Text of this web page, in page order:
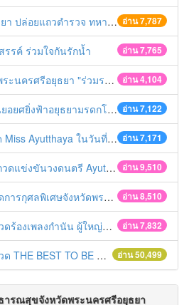
อ่าน 7,787
รถสาธารณะ สถานีขนส่งรถโดยสาร วินรถตู้ และสถานีรถไฟ เตรียมรับมือเทศกาลสงกรานต์
อ่าน 7,765
รรค์ ร่วมใจกันรักน้ำ
อ่าน 4,104
ช้า เปิดไฟหน้า คาดเข็มขัด" เทศกาลสงกรานต์ ปี 2561
อ่าน 7,122
ยศยิ่งฟ้าอยุธยามรดกโลก
อ่าน 7,171
ในวันที่ 15 ธันวาคม 2560
อ่าน 9,510
ตรี Ayutthaya battle of the bands
อ่าน 8,510
ษจังหวัดพระนครศรีอยุธยา 2560
อ่าน 7,832
เพลงกำนัน ผู้ใหญ่บ้าน ฯลฯ
อ่าน 50,499
TO BE NUMBER ONE
ารณสุขจังหวัดพระนครศรีอยุธยา